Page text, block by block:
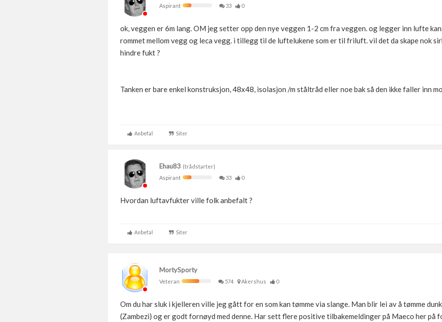
Aspirant
33 0
ok, veggen er 6m lang. OM jeg setter opp den nye veggen 1-2 cm fra veggen. og legger inn lufte
rommet mellom vegg og leca vegg. i tillegg til de luftelukene som er til friluft. vil det da skape nok
hindre fukt ?
Tanken er bare enkel konstruksjon, 48x48, isolasjon /m ståltråd eller noe bak så den ikke faller inn
Anbefal Siter
Ehau83 (trådstarter)
Aspirant
33 0
Hvordan luftavfukter ville folk anbefalt ?
Anbefal Siter
MortySporty
Veteran
574 Akershus 0
Om du har sluk i kjelleren ville jeg gått for en som kan tømme via slange. Man blir lei av å tømme
(Zambezi) og er godt fornøyd med denne. Har sett flere positive tilbakemeldinger på Maeco her på